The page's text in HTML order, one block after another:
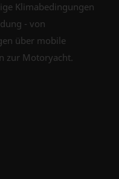
Klimabedingungen
- von
über mobile
zur Motoryacht.